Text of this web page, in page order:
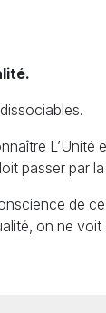
passer par
de
on ne